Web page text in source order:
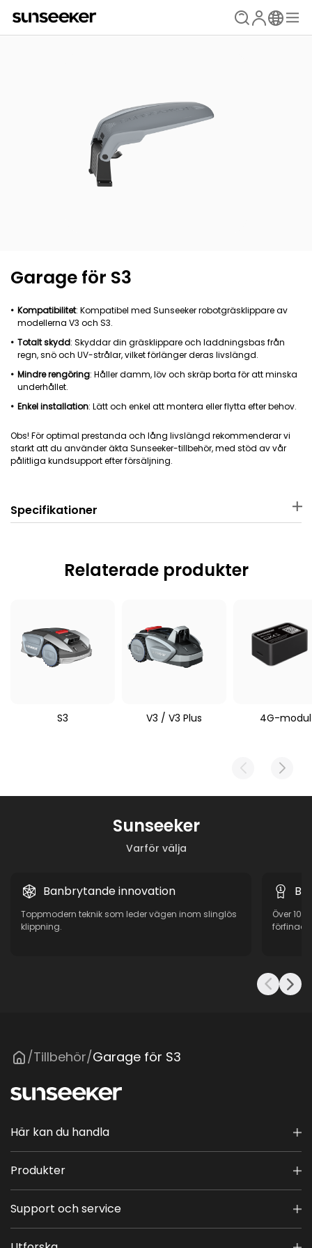
Garage för S3
Kompatibilitet: Kompatibel med Sunseeker robotgräsklippare av
modellerna V3 och S3.
Totalt skydd: Skyddar din gräsklippare och laddningsbas från
regn, snö och UV-strålar, vilket förlänger deras livslängd.
Mindre rengöring: Håller damm, löv och skräp borta för att minska
underhållet.
Enkel installation: Lätt och enkel att montera eller flytta efter behov.
Obs! För optimal prestanda och lång livslängd rekommenderar vi
starkt att du använder äkta Sunseeker-tillbehör, med stöd av vår
pålitliga kundsupport efter försäljning.
Specifikationer
PP 74 × 47 × 19 cm
Sunseeker V3/S3
Relaterade produkter
S3 V3 / V3 Plus 4G-modul
Varför välja
Sunseeker
Banbrytande innovation
Toppmodern teknik som leder vägen inom slinglös
klippning.
Över 10
förfinad
/Tillbehör/Garage för S3
Här kan du handla
Produkter
Support och service